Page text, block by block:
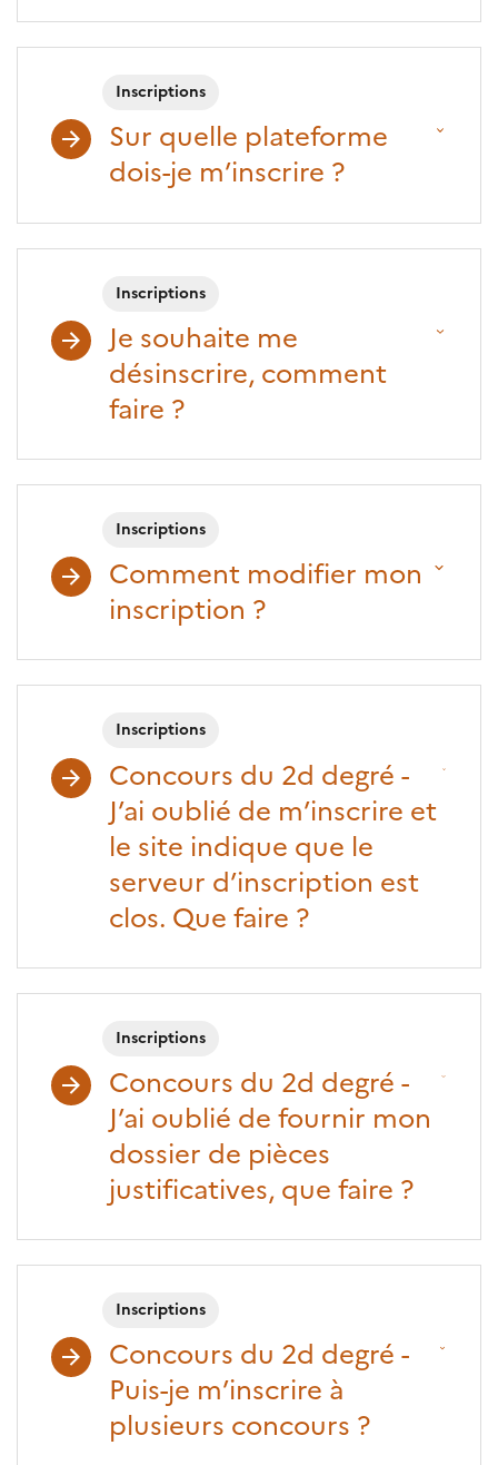
Inscriptions
Sur quelle plateforme
dois-je m’inscrire ?
Inscriptions
Je souhaite me
désinscrire, comment
faire ?
Inscriptions
Comment modifier mon
inscription ?
Inscriptions
Concours du 2d degré -
J’ai oublié de m’inscrire et
le site indique que le
serveur d’inscription est
clos. Que faire ?
Inscriptions
Concours du 2d degré -
J’ai oublié de fournir mon
dossier de pièces
justificatives, que faire ?
Inscriptions
Concours du 2d degré -
Puis-je m’inscrire à
plusieurs concours ?